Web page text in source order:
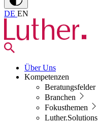
DE EN
Über Uns
Kompetenzen
Beratungsfelder
Branchen
Fokusthemen
Luther.Solutions